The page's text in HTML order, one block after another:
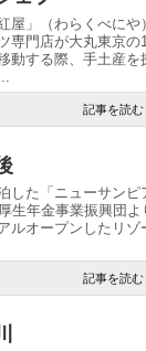
屋」（わらくべに
専門店が大丸東京の
動する際、手土産を
記事を読む
した「ニューサンピ
生年金事業振興団よ
ルオープンしたリ
記事を読む